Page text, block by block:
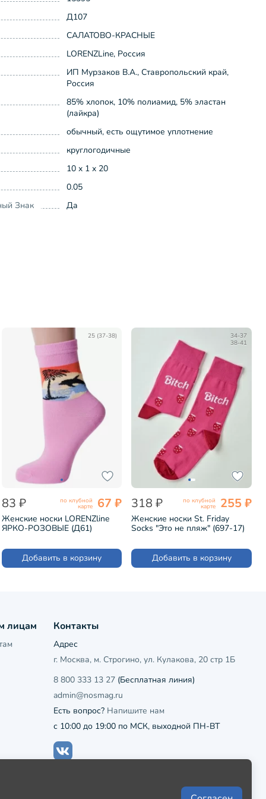
Д107
САЛАТОВО-КРАСНЫЕ
LORENZLine, Россия
ИП Мурзаков В.А., Ставропольский край,
Россия
85% хлопок, 10% полиамид, 5% эластан
(лайкра)
обычный, есть ощутимое уплотнение
круглогодичные
10 x 1 x 20
0.05
Знак
Да
25 (37-38)
83 ₽ по клубной
карте 67 ₽
Женские носки LORENZline
ЯРКО-РОЗОВЫЕ (Д61)
Добавить в корзину
34-37
38-41
318 ₽ по клубной
карте 255 ₽
Женские носки St. Friday
Socks "Это не пляж" (697-17)
Добавить в корзину
лицам Контакты
Адрес
г. Москва, м. Строгино, ул. Кулакова, 20 стр 1Б
8 800 333 13 27(Бесплатная линия)
admin@nosmag.ru
Есть вопрос? Напишите нам
с 10:00 до 19:00 по МСК, выходной ПН-ВТ